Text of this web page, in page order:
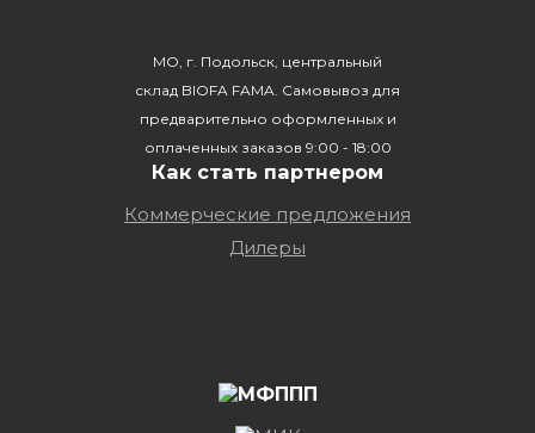
МО, г. Подольск, центральный
склад BIOFA FAMA. Самовывоз для
предварительно оформленных и
оплаченных заказов 9:00 - 18:00
Как стать партнером
Коммерческие предложения
Дилеры